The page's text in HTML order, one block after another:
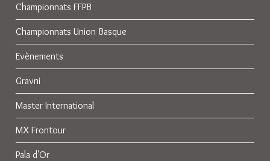
Championnats FFPB
Championnats Union Basque
Evènements
Gravni
Master International
MX Frontour
Pala d'Or